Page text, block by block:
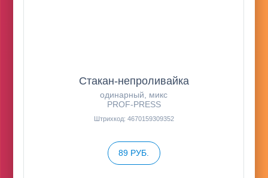
Стакан-непроливайка
одинарный, микс
PROF-PRESS
Штрихкод: 4670159309352
89 РУБ.